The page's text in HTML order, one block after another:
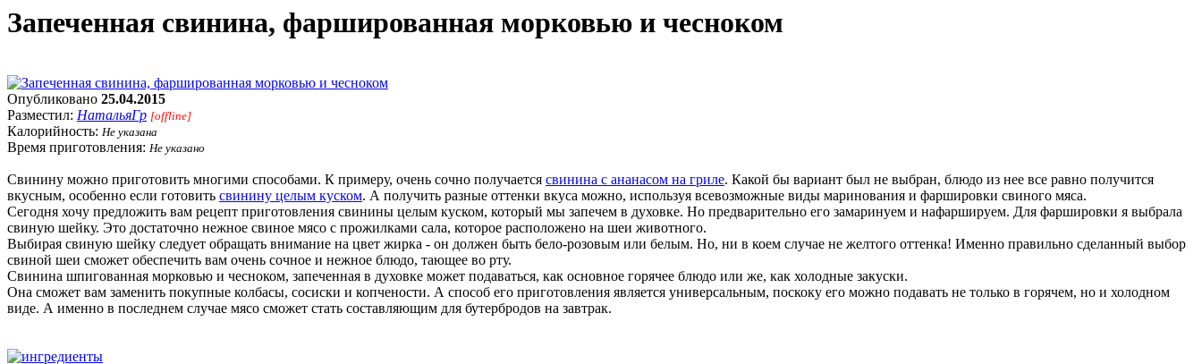
Запеченная свинина, фаршированная морковью и чесноком
Опубликовано 25.04.2015
Разместил: НатальяГр [offline]
Калорийность: Не указана
Время приготовления: Не указано
Свинину можно приготовить многими способами. К примеру, очень сочно получается свинина с ананасом на гриле. Какой бы вариант был не выбран, блюдо из нее все равно получится
вкусным, особенно если готовить свинину целым куском. А получить разные оттенки вкуса можно, используя всевозможные виды маринования и фаршировки свиного мяса.
Сегодня хочу предложить вам рецепт приготовления свинины целым куском, который мы запечем в духовке. Но предварительно его замаринуем и нафаршируем. Для фаршировки я выбрала
свиную шейку. Это достаточно нежное свиное мясо с прожилками сала, которое расположено на шеи животного.
Выбирая свиную шейку следует обращать внимание на цвет жирка - он должен быть бело-розовым или белым. Но, ни в коем случае не желтого оттенка! Именно правильно сделанный выбор
свиной шеи сможет обеспечить вам очень сочное и нежное блюдо, тающее во рту.
Свинина шпигованная морковью и чесноком, запеченная в духовке может подаваться, как основное горячее блюдо или же, как холодные закуски.
Она сможет вам заменить покупные колбасы, сосиски и копчености. А способ его приготовления является универсальным, поскоку его можно подавать не только в горячем, но и холодном
виде. А именно в последнем случае мясо сможет стать составляющим для бутербродов на завтрак.